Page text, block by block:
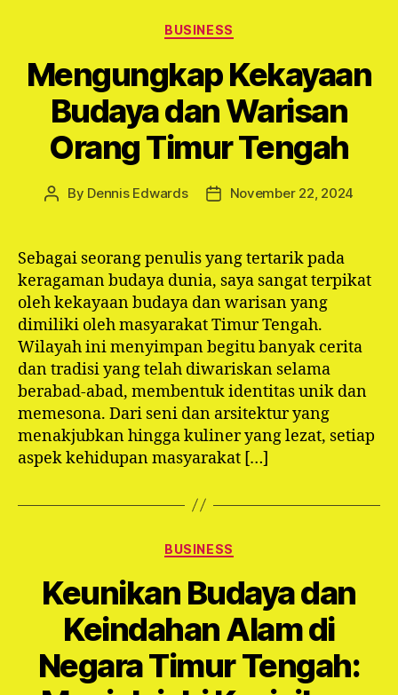
Categories
BUSINESS
Mengungkap Kekayaan
Budaya dan Warisan
Orang Timur Tengah
Post
By Dennis Edwards
PostNovember 22, 2024
Sebagai seorang penulis yang tertarik pada
keragaman budaya dunia, saya sangat terpikat
oleh kekayaan budaya dan warisan yang
dimiliki oleh masyarakat Timur Tengah.
Wilayah ini menyimpan begitu banyak cerita
dan tradisi yang telah diwariskan selama
berabad-abad, membentuk identitas unik dan
memesona. Dari seni dan arsitektur yang
menakjubkan hingga kuliner yang lezat, setiap
aspek kehidupan masyarakat […]
Categories
BUSINESS
Keunikan Budaya dan
Keindahan Alam di
Negara Timur Tengah: